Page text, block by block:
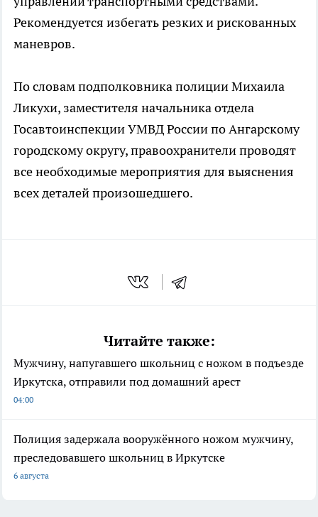
Рекомендуется избегать резких и рискованных
маневров.
По словам подполковника полиции Михаила
Ликухи, заместителя начальника отдела
Госавтоинспекции УМВД России по Ангарскому
городскому округу, правоохранители проводят
все необходимые мероприятия для выяснения
всех деталей произошедшего.
Читайте также:
Мужчину, напугавшего школьниц с ножом в подъезде
Иркутска, отправили под домашний арест
04:00
Полиция задержала вооружённого ножом мужчину,
преследовавшего школьниц в Иркутске
6 августа